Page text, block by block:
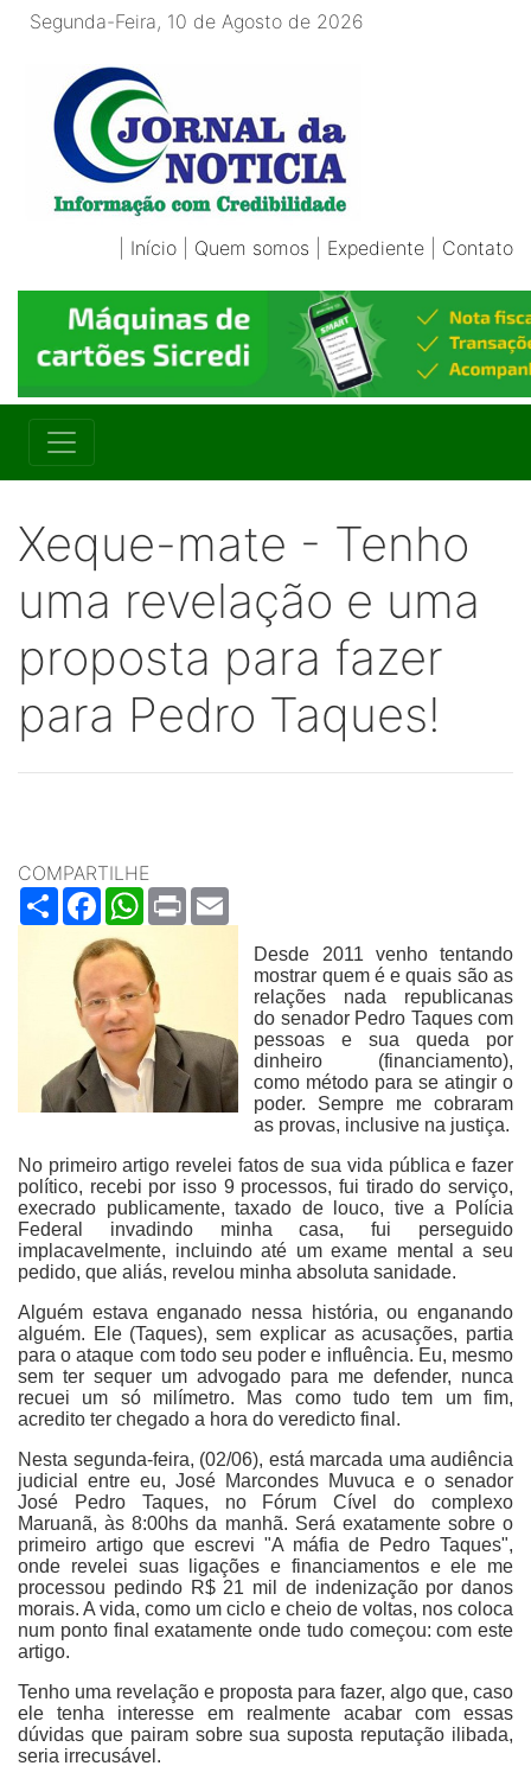
Segunda-Feira, 10 de Agosto de 2026
Início Quem somos Expediente Contato
Xeque-mate - Tenho
uma revelação e uma
proposta para fazer
para Pedro Taques!
COMPARTILHE
ShareFacebookWhatsApp
Print
Desde 2011 venho tentando
mostrar quem é e quais são as
relações nada republicanas
do senador Pedro Taques com
pessoas e sua queda por
dinheiro (financiamento),
como método para se atingir o
poder. Sempre me cobraram
as provas, inclusive na justiça.
No primeiro artigo revelei fatos de sua vida pública e fazer
político, recebi por isso 9 processos, fui tirado do serviço,
execrado publicamente, taxado de louco, tive a Polícia
Federal invadindo minha casa, fui perseguido
implacavelmente, incluindo até um exame mental a seu
pedido, que aliás, revelou minha absoluta sanidade.
Alguém estava enganado nessa história, ou enganando
alguém. Ele (Taques), sem explicar as acusações, partia
para o ataque com todo seu poder e influência. Eu, mesmo
sem ter sequer um advogado para me defender, nunca
recuei um só milímetro. Mas como tudo tem um fim,
acredito ter chegado a hora do veredicto final.
Nesta segunda-feira, (02/06), está marcada uma audiência
judicial entre eu, José Marcondes Muvuca e o senador
José Pedro Taques, no Fórum Cível do complexo
Maruanã, às 8:00hs da manhã. Será exatamente sobre o
primeiro artigo que escrevi "A máfia de Pedro Taques",
onde revelei suas ligações e financiamentos e ele me
processou pedindo R$ 21 mil de indenização por danos
morais. A vida, como um ciclo e cheio de voltas, nos coloca
num ponto final exatamente onde tudo começou: com este
artigo.
Tenho uma revelação e proposta para fazer, algo que, caso
ele tenha interesse em realmente acabar com essas
dúvidas que pairam sobre sua suposta reputação ilibada,
seria irrecusável.